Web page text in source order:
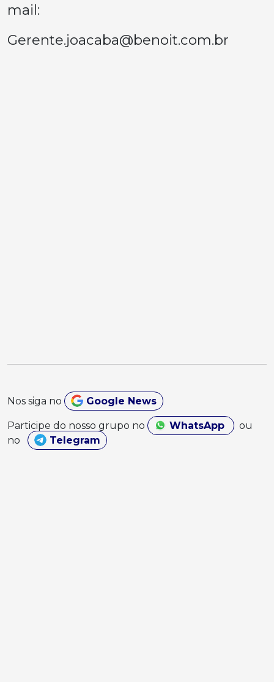
mail:
Gerente.joacaba@benoit.com.br
Nos siga no Google News
Participe do nosso grupo no WhatsApp
ou
no
Telegram